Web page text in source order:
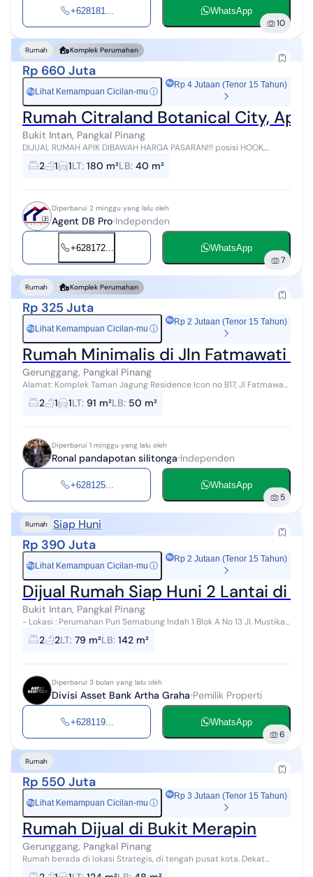
+628181... WhatsApp
10
Rumah Komplek Perumahan
Rp 660 Juta
Rp Lihat Kemampuan Cicilan-mu ⓘ
Rp 4 Jutaan (Tenor 15 Tahun)
Rumah Citraland Botanical City, Apik
Bukit Intan, Pangkal Pinang
DIJUAL RUMAH APIK DIBAWAH HARGA PASARAN!!! posisi HOOK,
Lokasi CitraLand Botanical City Pangkalpinang, Bangka. Tipe Siena -
LT. 180m2 - LB. 40m2 -...
2 1 1LT: 180 m²LB: 40 m²
Diperbarui 2 minggu yang lalu oleh
Agent DB Pro Independen
+628172... WhatsApp
7
Rumah Komplek Perumahan
Rp 325 Juta
Rp Lihat Kemampuan Cicilan-mu ⓘ
Rp 2 Jutaan (Tenor 15 Tahun)
Rumah Minimalis di Jln Fatmawati
Gerunggang, Pangkal Pinang
Alamat: Komplek Taman Jagung Residence Icon no B17, Jl Fatmawati
Kampak (dpn gardu PLN Kampak) rt 010 rw 003 taman bunga
gerunggang. LT/LB: 9,1×10...
2 1 1LT: 91 m²LB: 50 m²
Diperbarui 1 minggu yang lalu oleh
Ronal pandapotan silitonga Independen
+628125... WhatsApp
5
Rumah Siap Huni
Rp 390 Juta
Rp Lihat Kemampuan Cicilan-mu ⓘ
Rp 2 Jutaan (Tenor 15 Tahun)
Dijual Rumah Siap Huni 2 Lantai di
Bukit Intan, Pangkal Pinang
- Lokasi : Perumahan Puri Semabung Indah 1 Blok A No 13 Jl. Mustika
Kel Semabung Lama Kec Bukit Intan Kota Pangkalpinang Prov
Kepulauan Bangka Beli...
2 2LT: 79 m²LB: 142 m²
Diperbarui 3 bulan yang lalu oleh
Divisi Asset Bank Artha Graha Pemilik Properti
+628119... WhatsApp
6
Rumah
Rp 550 Juta
Rp Lihat Kemampuan Cicilan-mu ⓘ
Rp 3 Jutaan (Tenor 15 Tahun)
Rumah Dijual di Bukit Merapin
Gerunggang, Pangkal Pinang
Rumah berada di lokasi Strategis, di tengah pusat kota. Dekat